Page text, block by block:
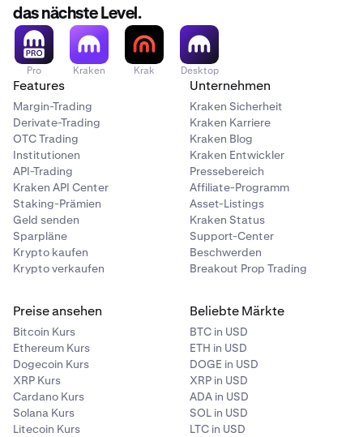
das nächste Level.
Pro Kraken Krak Desktop
Features
Margin-Trading
Derivate-Trading
OTC Trading
Institutionen
API-Trading
Kraken API Center
Staking-Prämien
Geld senden
Sparpläne
Krypto kaufen
Krypto verkaufen
Unternehmen
Kraken Sicherheit
Kraken Karriere
Kraken Blog
Kraken Entwickler
Pressebereich
Affiliate-Programm
Asset-Listings
Kraken Status
Support-Center
Beschwerden
Breakout Prop Trading
Preise ansehen
Bitcoin Kurs
Ethereum Kurs
Dogecoin Kurs
XRP Kurs
Cardano Kurs
Solana Kurs
Litecoin Kurs
Beliebte Märkte
BTC in USD
ETH in USD
DOGE in USD
XRP in USD
ADA in USD
SOL in USD
LTC in USD